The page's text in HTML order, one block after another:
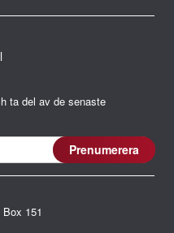
ta del av de senaste
151